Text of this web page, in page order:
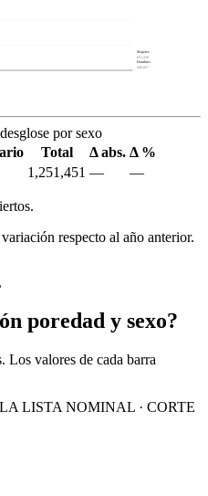
Mujeres
651,358
Hombres
600,057
por sexo
Total Δ abs. Δ %
1,251,451 — —
respecto al año anterior.
poredad y sexo?
Los valores de cada barra
LISTA NOMINAL · CORTE